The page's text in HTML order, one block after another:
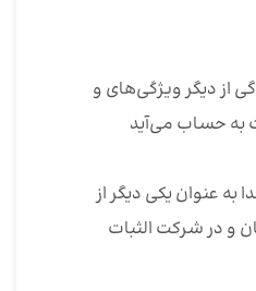
از دیگر ویژگی‌های و
به حساب می‌آید
به عنوان یکی دیگر از
و در شرکت الثبات